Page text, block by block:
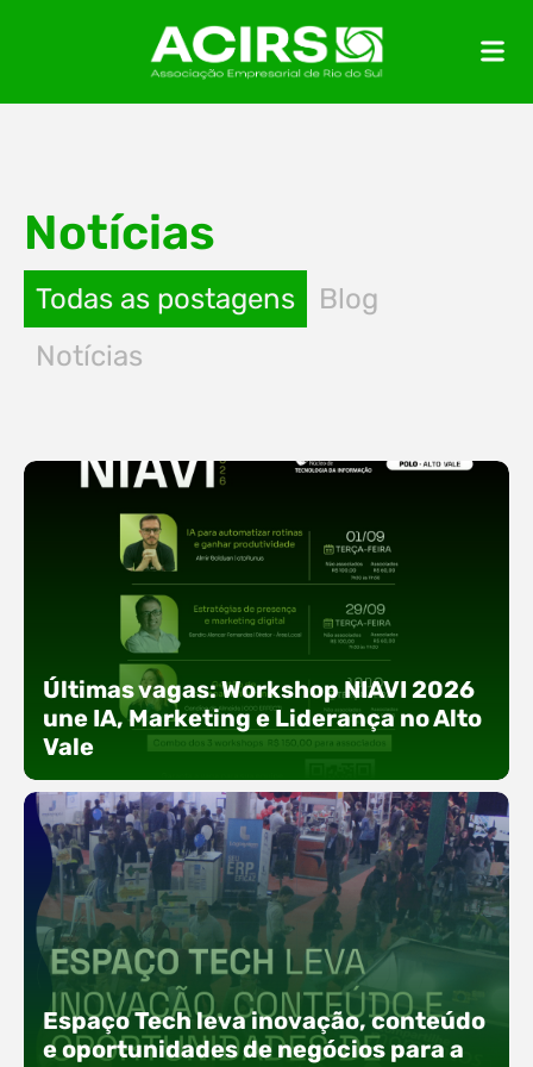
Notícias
Todas as postagens
Blog
Notícias
Últimas vagas: Workshop NIAVI 2026
une IA, Marketing e Liderança no Alto
Vale
Com o objetivo de impulsionar a produtividade, a
presença digital e a gestão nas empresas do
Alto Vale, o Núcleo de Tecnologia da Informação
(NIAVI), Polo ACATE-ACIRS, realiza a edição
Espaço Tech leva inovação, conteúdo
e oportunidades de negócios para a